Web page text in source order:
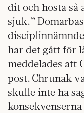
dit och hosta så
sjuk.”
har det gått för
meddelades att
post. Chrunak
skulle inte ha